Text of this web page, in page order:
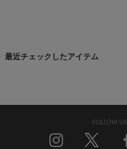
最近チェックしたアイテム
FOLLOW US